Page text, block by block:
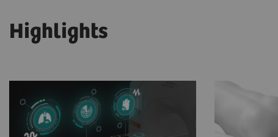
Highlights